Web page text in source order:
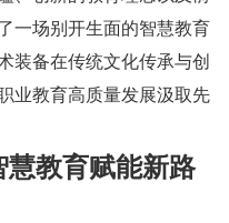
一场别开生面的智慧教育
装备在传统文化传承与创
业教育高质量发展汲取先
教育赋能新路